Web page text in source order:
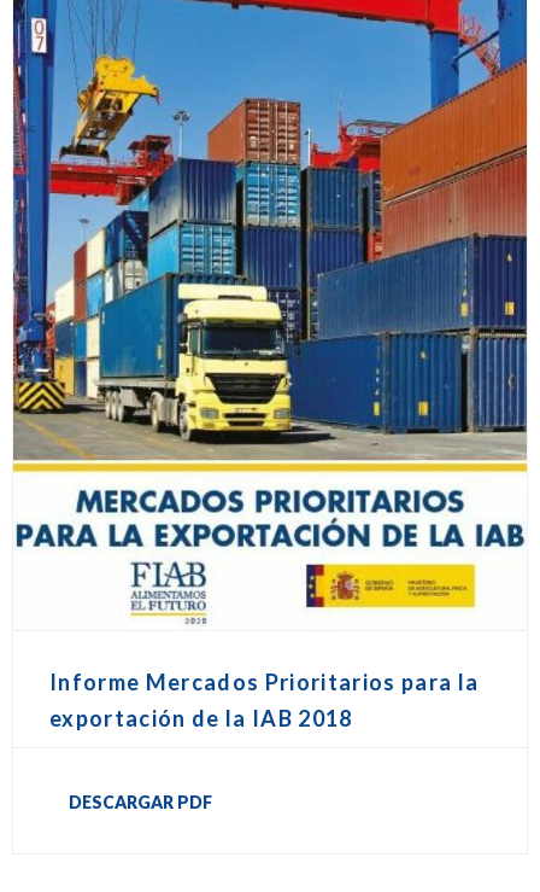
Informe Mercados Prioritarios para la
exportación de la IAB 2018
DESCARGAR PDF